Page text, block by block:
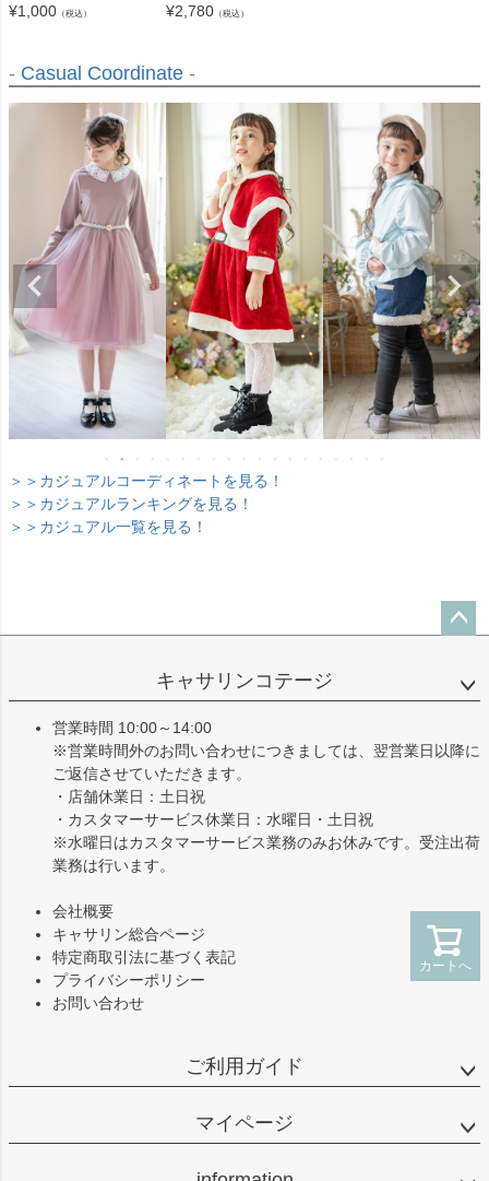
カートへ
¥1,000 （税込） ¥2,780 （税込）
- Casual Coordinate -
＞＞カジュアルコーディネートを見る！
＞＞カジュアルランキングを見る！
＞＞カジュアル一覧を見る！
ップ
キャサリンコテージ
営業時間 10:00～14:00
※営業時間外のお問い合わせにつきましては、翌営業日以降に
ご返信させていただきます。
・店舗休業日：土日祝
・カスタマーサービス休業日：水曜日・土日祝
※水曜日はカスタマーサービス業務のみお休みです。受注出荷
業務は行います。
会社概要
キャサリン総合ページ
特定商取引法に基づく表記
プライバシーポリシー
お問い合わせ
ご利用ガイド
マイページ